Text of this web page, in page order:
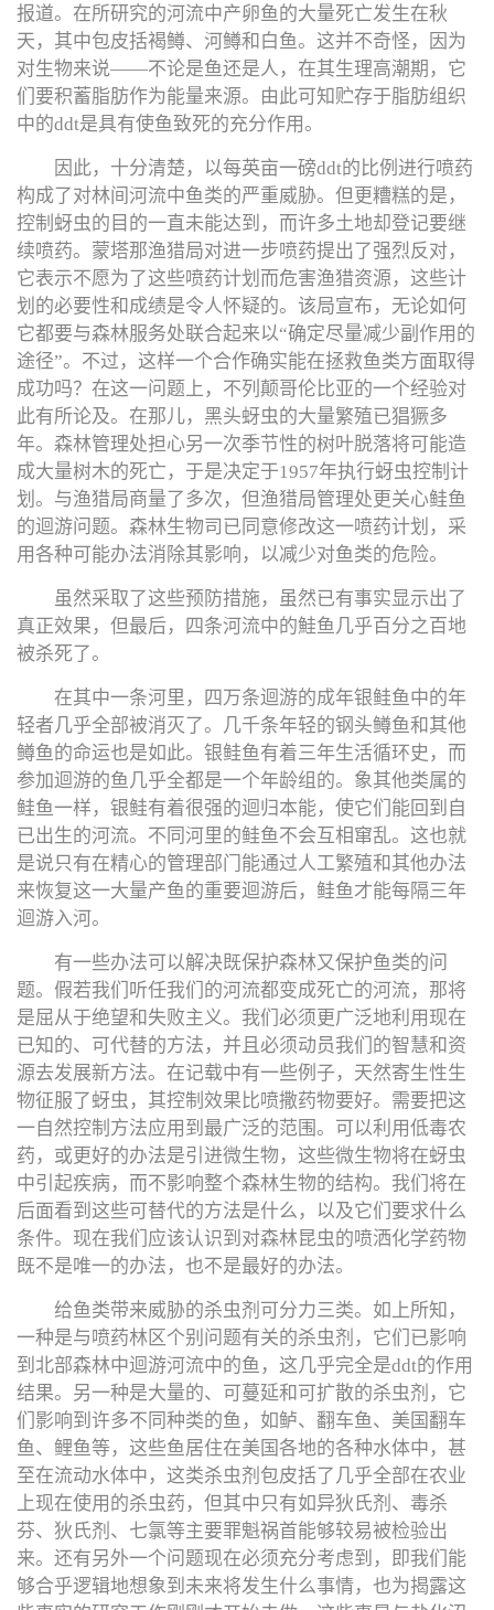
报道。在所研究的河流中产卵鱼的大量死亡发生在秋
天，其中包皮括褐鳟、河鳟和白鱼。这并不奇怪，因为
对生物来说——不论是鱼还是人，在其生理高潮期，它
们要积蓄脂肪作为能量来源。由此可知贮存于脂肪组织
中的ddt是具有使鱼致死的充分作用。
因此，十分清楚，以每英亩一磅ddt的比例进行喷药
构成了对林间河流中鱼类的严重威胁。但更糟糕的是，
控制蚜虫的目的一直未能达到，而许多土地却登记要继
续喷药。蒙塔那渔猎局对进一步喷药提出了强烈反对，
它表示不愿为了这些喷药计划而危害渔猎资源，这些计
划的必要性和成绩是令人怀疑的。该局宣布，无论如何
它都要与森林服务处联合起来以“确定尽量减少副作用的
途径”。不过，这样一个合作确实能在拯救鱼类方面取得
成功吗？在这一问题上，不列颠哥伦比亚的一个经验对
此有所论及。在那儿，黑头蚜虫的大量繁殖已猖獗多
年。森林管理处担心另一次季节性的树叶脱落将可能造
成大量树木的死亡，于是决定于1957年执行蚜虫控制计
划。与渔猎局商量了多次，但渔猎局管理处更关心鲑鱼
的迴游问题。森林生物司已同意修改这一喷药计划，采
用各种可能办法消除其影响，以减少对鱼类的危险。
虽然采取了这些预防措施，虽然已有事实显示出了
真正效果，但最后，四条河流中的鮭鱼几乎百分之百地
被杀死了。
在其中一条河里，四万条迴游的成年银鲑鱼中的年
轻者几乎全部被消灭了。几千条年轻的钢头鳟鱼和其他
鳟鱼的命运也是如此。银鲑鱼有着三年生活循环史，而
参加迴游的鱼几乎全都是一个年龄组的。象其他类属的
鲑鱼一样，银鲑有着很强的迴归本能，使它们能回到自
已出生的河流。不同河里的鲑鱼不会互相窜乱。这也就
是说只有在精心的管理部门能通过人工繁殖和其他办法
来恢复这一大量产鱼的重要迴游后，鲑鱼才能每隔三年
迴游入河。
有一些办法可以解决既保护森林又保护鱼类的问
题。假若我们听任我们的河流都变成死亡的河流，那将
是屈从于绝望和失败主义。我们必须更广泛地利用现在
已知的、可代替的方法，并且必须动员我们的智慧和资
源去发展新方法。在记载中有一些例子，天然寄生性生
物征服了蚜虫，其控制效果比喷撒药物要好。需要把这
一自然控制方法应用到最广泛的范围。可以利用低毒农
药，或更好的办法是引进微生物，这些微生物将在蚜虫
中引起疾病，而不影响整个森林生物的结构。我们将在
后面看到这些可替代的方法是什么，以及它们要求什么
条件。现在我们应该认识到对森林昆虫的喷洒化学药物
既不是唯一的办法，也不是最好的办法。
给鱼类带来威胁的杀虫剂可分力三类。如上所知，
一种是与喷药林区个别问题有关的杀虫剂，它们已影响
到北部森林中迴游河流中的鱼，这几乎完全是ddt的作用
结果。另一种是大量的、可蔓延和可扩散的杀虫剂，它
们影响到许多不同种类的鱼，如鲈、翻车鱼、美国翻车
鱼、鲤鱼等，这些鱼居住在美国各地的各种水体中，甚
至在流动水体中，这类杀虫剂包皮括了几乎全部在农业
上现在使用的杀虫药，但其中只有如异狄氏剂、毒杀
芬、狄氏剂、七氯等主要罪魁祸首能够较易被检验出
来。还有另外一个问题现在必须充分考虑到，即我们能
够合乎逻辑地想象到未来将发生什么事情，也为揭露这